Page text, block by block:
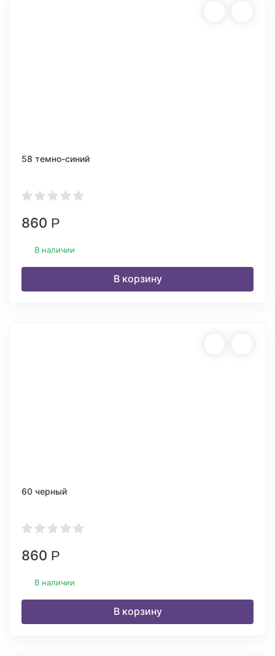
58 темно-синий
860 Р
В наличии
В корзину
60 черный
860 Р
В наличии
В корзину